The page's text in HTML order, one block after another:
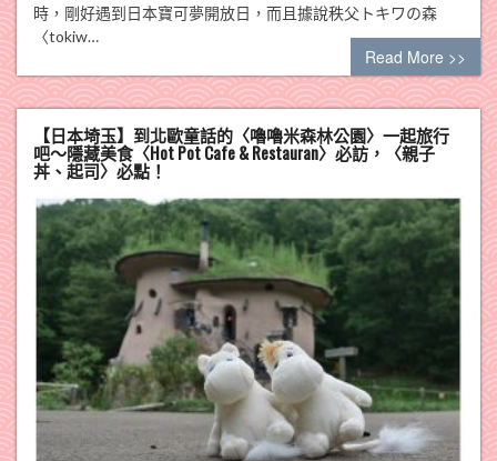
時，剛好遇到日本寶可夢開放日，而且據說秩父トキワの森
〈tokiw…
Read More >>
【日本埼玉】到北歐童話的〈嚕嚕米森林公園〉一起旅行
吧～隱藏美食〈Hot Pot Cafe & Restauran〉必訪，〈親子
丼、起司〉必點！